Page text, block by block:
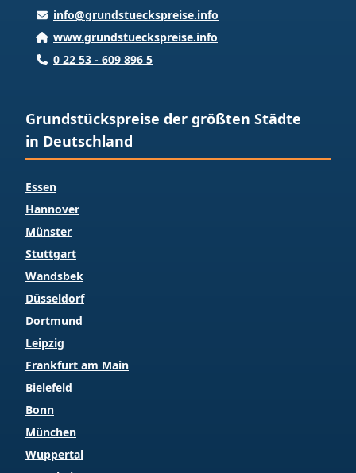
info@grundstueckspreise.info
www.grundstueckspreise.info
0 22 53 - 609 896 5
Grundstückspreise der größten Städte
in Deutschland
Essen
Hannover
Münster
Stuttgart
Wandsbek
Düsseldorf
Dortmund
Leipzig
Frankfurt am Main
Bielefeld
Bonn
München
Wuppertal